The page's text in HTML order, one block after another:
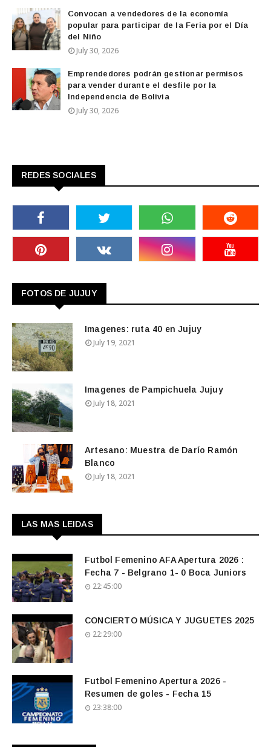
Convocan a vendedores de la economía
popular para participar de la Feria por el Día
del Niño
July 30, 2026
Emprendedores podrán gestionar permisos
para vender durante el desfile por la
Independencia de Bolivia
July 30, 2026
REDES SOCIALES
FOTOS DE JUJUY
Imagenes: ruta 40 en Jujuy
July 19, 2021
Imagenes de Pampichuela Jujuy
July 18, 2021
Artesano: Muestra de Darío Ramón
Blanco
July 18, 2021
LAS MAS LEIDAS
Futbol Femenino AFA Apertura 2026 :
Fecha 7 - Belgrano 1- 0 Boca Juniors
22:45:00
CONCIERTO MÚSICA Y JUGUETES 2025
22:29:00
Futbol Femenino Apertura 2026 -
Resumen de goles - Fecha 15
23:38:00